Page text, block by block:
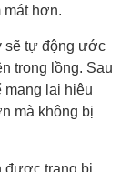
mát hơn.
sẽ tự động ước
trong lồng. Sau
mang lại hiệu
mà không bị
được trang bị